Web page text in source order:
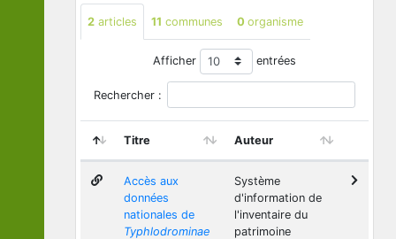
2 articles 11 communes 0 organisme
Afficher entrées
Rechercher :
Titre Auteur
Accès aux
données
nationales de
Typhlodrominae
Système
d'information de
l'inventaire du
patrimoine